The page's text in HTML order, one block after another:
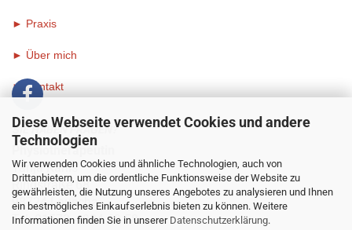
Diese Webseite verwendet Cookies und andere
Technologien
Wir verwenden Cookies und ähnliche Technologien, auch von
Drittanbietern, um die ordentliche Funktionsweise der Website zu
gewährleisten, die Nutzung unseres Angebotes zu analysieren und Ihnen
ein bestmögliches Einkaufserlebnis bieten zu können. Weitere
Informationen finden Sie in unserer Datenschutzerklärung.
► Praxis
► Über mich
►Kontakt
SIE HABEN FRAGEN?
Physiotherapeutin
Tanja Kanis
Ringstraße 68
98724 Lauscha
Tel: 01573 - 934 68 58